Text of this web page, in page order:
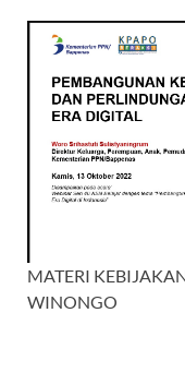
MATERI
WINONGO